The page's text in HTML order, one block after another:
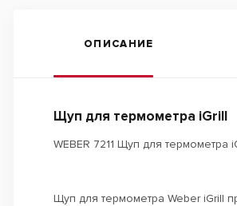
ОПИСАНИЕ
Щуп для термометра iGrill
WEBER 7211 Щуп для термометра
Щуп для термометра Weber iGrill